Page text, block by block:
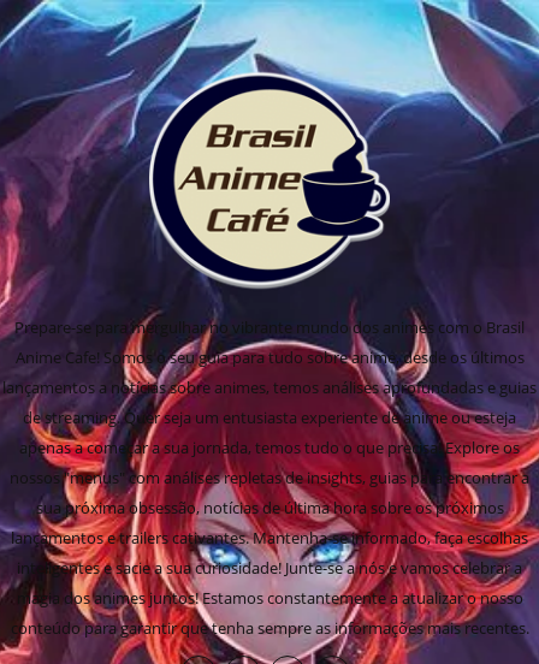
Prepare-se para mergulhar no vibrante mundo dos animes com o Brasil
Anime Cafe! Somos o seu guia para tudo sobre anime, desde os últimos
lançamentos a notícias sobre animes, temos análises aprofundadas e guias
de streaming. Quer seja um entusiasta experiente de anime ou esteja
apenas a começar a sua jornada, temos tudo o que precisa! Explore os
nossos "menus" com análises repletas de insights, guias para encontrar a
sua próxima obsessão, notícias de última hora sobre os próximos
lançamentos e trailers cativantes. Mantenha-se informado, faça escolhas
inteligentes e sacie a sua curiosidade! Junte-se a nós e vamos celebrar a
magia dos animes juntos! Estamos constantemente a atualizar o nosso
conteúdo para garantir que tenha sempre as informações mais recentes.